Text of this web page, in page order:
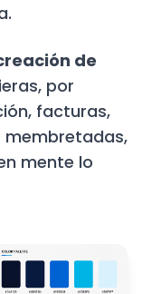
de
por
facturas,
membretadas,
mente lo